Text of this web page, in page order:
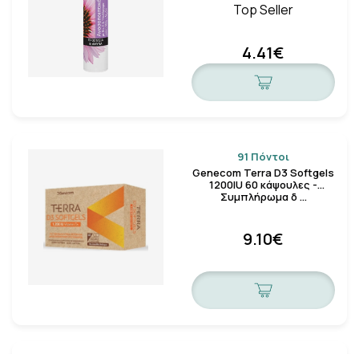
Top Seller
4.41€
91 Πόντοι
Genecom Terra D3 Softgels
1200IU 60 κάψουλες -
Συμπλήρωμα δ …
9.10€